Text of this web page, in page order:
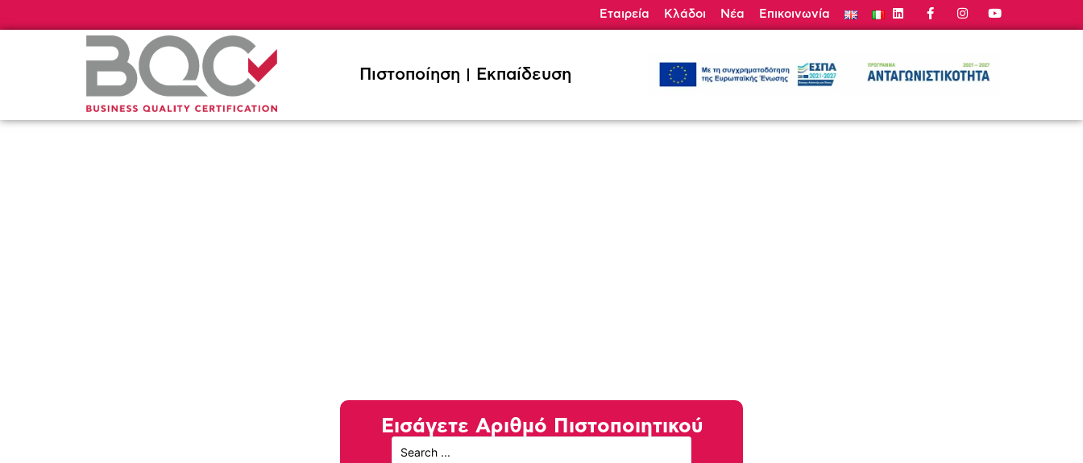
Εταιρεία Κλάδοι Νέα Επικοινωνία
Πιστοποίηση Εκπαίδευση
Εισάγετε Αριθμό Πιστοποιητικού